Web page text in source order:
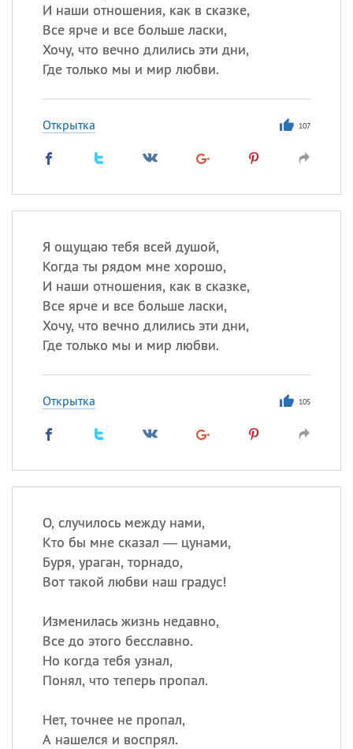
И наши отношения, как в сказке,
Все ярче и все больше ласки,
Хочу, что вечно длились эти дни,
Где только мы и мир любви.
Открытка 107
Я ощущаю тебя всей душой,
Когда ты рядом мне хорошо,
И наши отношения, как в сказке,
Все ярче и все больше ласки,
Хочу, что вечно длились эти дни,
Где только мы и мир любви.
Открытка 105
О, случилось между нами,
Кто бы мне сказал — цунами,
Буря, ураган, торнадо,
Вот такой любви наш градус!
Изменилась жизнь недавно,
Все до этого бесславно.
Но когда тебя узнал,
Понял, что теперь пропал.
Нет, точнее не пропал,
А нашелся и воспрял.